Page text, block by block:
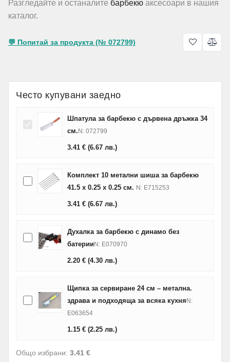
Разгледайте и останалите барбекю аксесоари в нашия
каталог.
💬 Попитай за продукта (№ 072799)
Често купувани заедно
Шпатула за барбекю с дървена дръжка 34
см.N: 072799
3.41 € (6.67 лв.)
Комплект 10 метални шиша за барбекю
41.5 х 0.25 х 0.25 см. N: E715253
3.41 € (6.67 лв.)
Духалка за барбекю с динамо без
батерииN: E070970
2.20 € (4.30 лв.)
Щипка за сервиране 24 см – метална.
здрава и подходяща за всяка кухняN:
E063654
1.15 € (2.25 лв.)
Общо избрани: 3.41 €